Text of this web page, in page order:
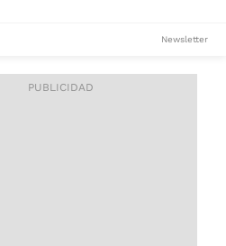
ACCESO FULL - $1.800/MES
Newsletter